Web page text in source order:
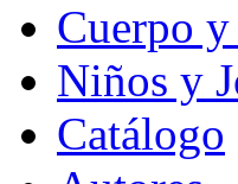
Cuerpo
Niños y
Catálogo